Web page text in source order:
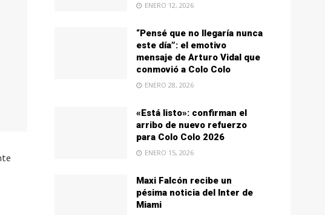
ENERO 12, 2026
“Pensé que no llegaría nunca
este día”: el emotivo
mensaje de Arturo Vidal que
conmovió a Colo Colo
ENERO 28, 2026
«Está listo»: confirman el
arribo de nuevo refuerzo
para Colo Colo 2026
ENERO 15, 2026
Maxi Falcón recibe un
pésima noticia del Inter de
Miami